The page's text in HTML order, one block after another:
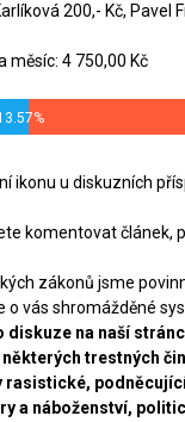
200,- Kč, Pavel
měsíc: 4 750,00 Kč
ikonu u diskuzních
komentovat článek,
zákonů jsme
o vás shromážděné
diskuze na naší
trestných
rasistické,
a náboženství,